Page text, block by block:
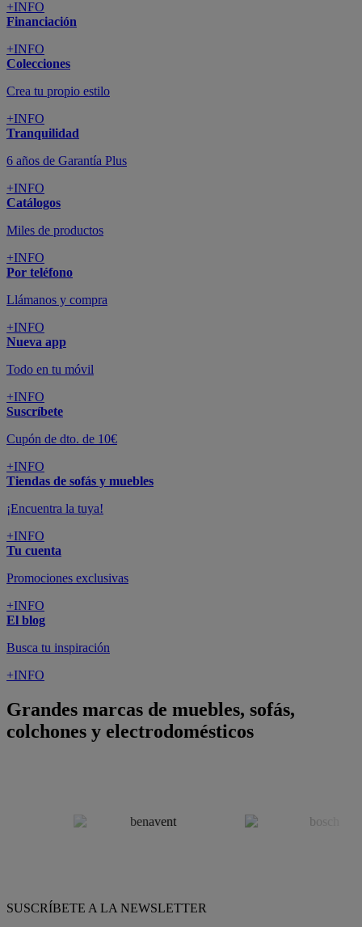
+INFO
Financiación
+INFO
Colecciones
Crea tu propio estilo
+INFO
Tranquilidad
6 años de Garantía Plus
+INFO
Catálogos
Miles de productos
+INFO
Por teléfono
Llámanos y compra
+INFO
Nueva app
Todo en tu móvil
+INFO
Suscríbete
Cupón de dto. de 10€
+INFO
Tiendas de sofás y muebles
¡Encuentra la tuya!
+INFO
Tu cuenta
Promociones exclusivas
+INFO
El blog
Busca tu inspiración
+INFO
Grandes marcas de muebles, sofás,
colchones y electrodomésticos
SUSCRÍBETE A LA NEWSLETTER